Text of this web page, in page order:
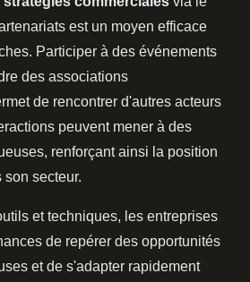
est un moyen efficace
Participer à des événements
des associations
de rencontrer d'autres acteurs
peuvent mener à des
renforçant ainsi la position
secteur.
et techniques, les entreprises
de repérer des opportunités
et de s'adapter rapidement